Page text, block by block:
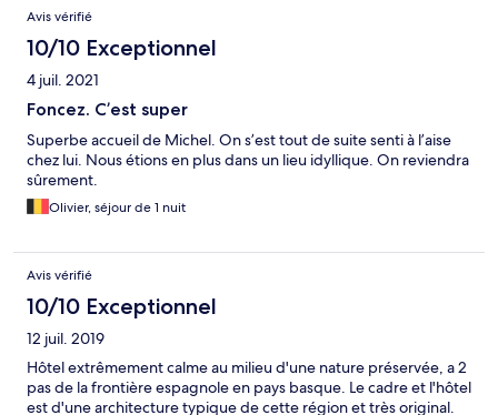
Avis vérifié
10/10 Exceptionnel
4 juil. 2021
Foncez. C’est super
Superbe accueil de Michel. On s’est tout de suite senti à l’aise
chez lui. Nous étions en plus dans un lieu idyllique. On reviendra
sûrement.
Olivier, séjour de 1 nuit
Avis vérifié
10/10 Exceptionnel
12 juil. 2019
Hôtel extrêmement calme au milieu d'une nature préservée, a 2
pas de la frontière espagnole en pays basque. Le cadre et l'hôtel
est d'une architecture typique de cette région et très original.